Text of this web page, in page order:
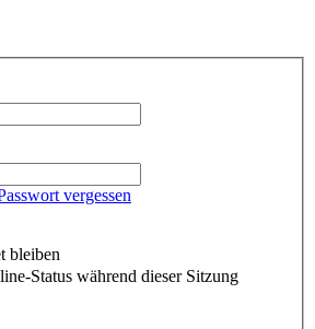
vergessen
bleiben
Status während dieser Sitzung